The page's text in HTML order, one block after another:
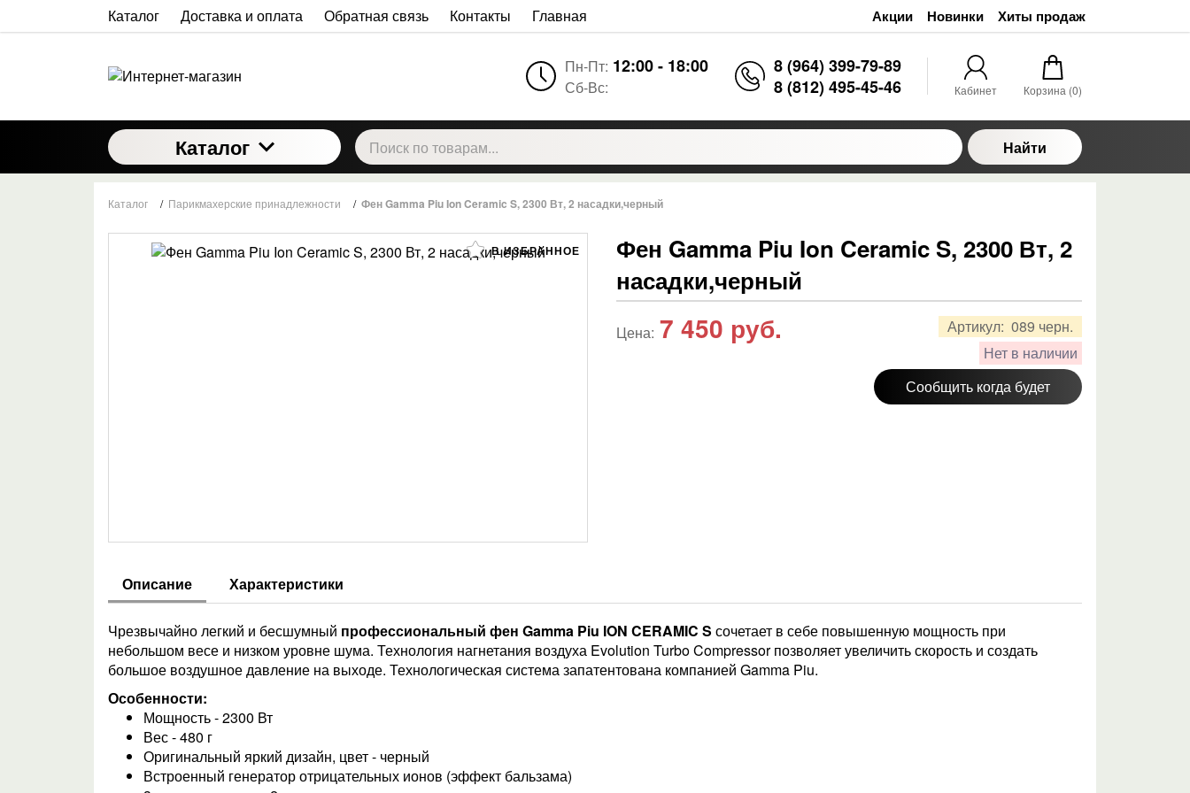
Каталог Доставка и оплата Обратная связь Контакты Главная Акции Новинки Хиты продаж
Пн-Пт: 12:00 - 18:00
Сб-Вс:
8 (964) 399-79-89
8 (812) 495-45-46
Кабинет Корзина (0)
Каталог Найти
Каталог / Парикмахерские принадлежности / Фен Gamma Piu Ion Ceramic S, 2300 Вт, 2 насадки,черный
В ИЗБРАННОЕ
Фен Gamma Piu Ion Ceramic S, 2300 Вт, 2
насадки,черный
Артикул: 089 черн.
Нет в наличии
Сообщить когда будет
Цена: 7 450 руб.
Описание Характеристики
Чрезвычайно легкий и бесшумный профессиональный фен Gamma Piu ION CERAMIC S сочетает в себе повышенную мощность при
небольшом весе и низком уровне шума. Технология нагнетания воздуха Evolution Turbo Compressor позволяет увеличить скорость и создать
большое воздушное давление на выходе. Технологическая система запатентована компанией Gamma Piu.
Особенности:
Мощность - 2300 Вт
Вес - 480 г
Оригинальный яркий дизайн, цвет - черный
Встроенный генератор отрицательных ионов (эффект бальзама)